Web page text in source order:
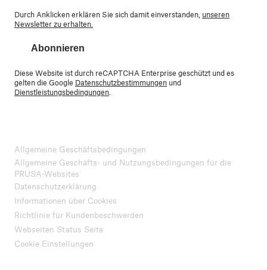
Durch Anklicken erklären Sie sich damit einverstanden, unseren
Newsletter zu erhalten.
Abonnieren
Diese Website ist durch reCAPTCHA Enterprise geschützt und es
gelten die Google Datenschutzbestimmungen und
Dienstleistungsbedingungen
Allgemeine Geschäftsbedingungen
Allgemeine Geschäfts- und Nutzungsbedingungen für die
PRUSA-Websites
Datenschutzerklärung
Informationen über Cookies
Richtlinie für Kundenbeschwerden
Webseiten Status Seite
Cookie Einstellungen